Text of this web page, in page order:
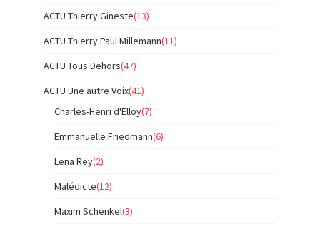
ACTU Thierry Gineste(13)
ACTU Thierry Paul Millemann(11)
ACTU Tous Dehors(47)
ACTU Une autre Voix(41)
Charles-Henri d'Elloy(7)
Emmanuelle Friedmann(6)
Lena Rey(2)
Malédicte(12)
Maxim Schenkel(3)